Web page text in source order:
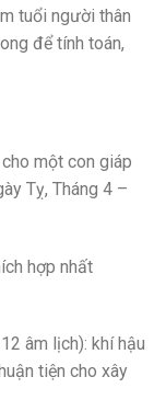
tuổi người thân
để tính toán,
một con giáp
Tỵ, Tháng 4 –
hợp nhất
âm lịch): khí hậu
tiện cho xây